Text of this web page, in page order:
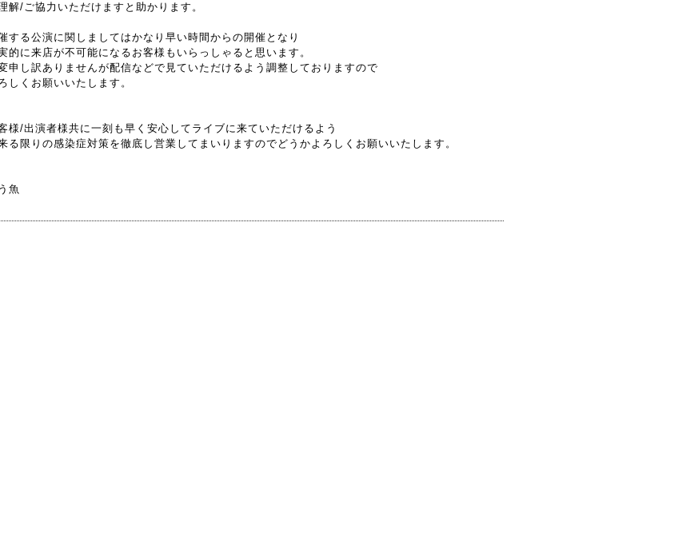
解/ご協力いただけますと助かります。
する公演に関しましてはかなり早い時間からの開催となり
的に来店が不可能になるお客様もいらっしゃると思います。
申し訳ありませんが配信などで見ていただけるよう調整しておりますので
しくお願いいたします。
様/出演者様共に一刻も早く安心してライブに来ていただけるよう
る限りの感染症対策を徹底し営業してまいりますのでどうかよろしくお願いいたします。
魚